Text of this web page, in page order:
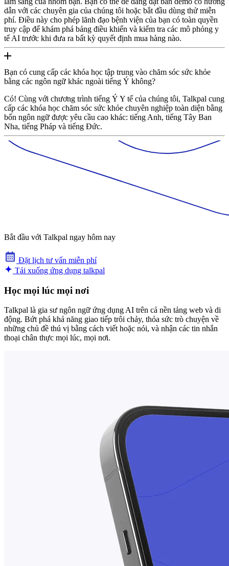
dẫn với các chuyên gia của chúng tôi hoặc bắt đầu dùng thử miễn
phí. Điều này cho phép lãnh đạo bệnh viện của bạn có toàn quyền
truy cập để khám phá bảng điều khiển và kiểm tra các mô phỏng y
tế AI trước khi đưa ra bất kỳ quyết định mua hàng nào.
Bạn có cung cấp các khóa học tập trung vào chăm sóc sức khỏe
bằng các ngôn ngữ khác ngoài tiếng Ý không?
Có! Cùng với chương trình tiếng Ý Y tế của chúng tôi, Talkpal cung
cấp các khóa học chăm sóc sức khỏe chuyên nghiệp toàn diện bằng
bốn ngôn ngữ được yêu cầu cao khác: tiếng Anh, tiếng Tây Ban
Nha, tiếng Pháp và tiếng Đức.
Bắt đầu với Talkpal ngay hôm nay
Đặt lịch tư vấn miễn phí
Tải xuống ứng dụng talkpal
Học mọi lúc mọi nơi
Talkpal là gia sư ngôn ngữ ứng dụng AI trên cả nền tảng web và di
động. Bứt phá khả năng giao tiếp trôi chảy, thỏa sức trò chuyện về
những chủ đề thú vị bằng cách viết hoặc nói, và nhận các tin nhắn
thoại chân thực mọi lúc, mọi nơi.